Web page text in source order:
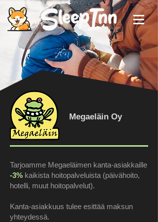
Megaeläin Oy
Tarjoamme Megaeläimen kanta-asiakkaille
-3% kaikista hoitopalveluista (päivähoito,
hotelli, muut hoitopalvelut).
Kanta-asiakkuus tulee esittää maksun
yhteydessä.